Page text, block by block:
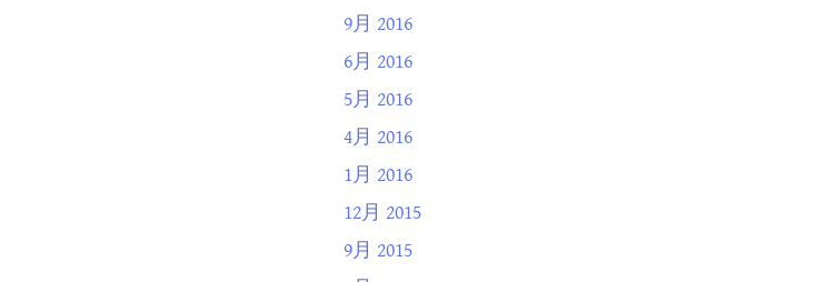
9月 2016
6月 2016
5月 2016
4月 2016
1月 2016
12月 2015
9月 2015